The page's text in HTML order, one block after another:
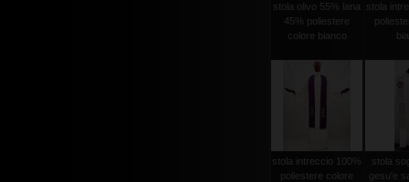
stola olivo 55% lana
45% poliestere
colore bianco
stola
stola intreccio 100%
poliestere colore
stola
gesu'e